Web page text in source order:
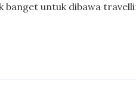
banget untuk dibawa